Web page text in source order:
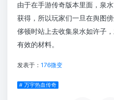
由于在手游传奇版本里面，泉
获得，所以玩家们一旦在舆图
侈顿时站上去收集泉水如许子
有效的材料。
发表于： 176微变
# 万宇热血传奇